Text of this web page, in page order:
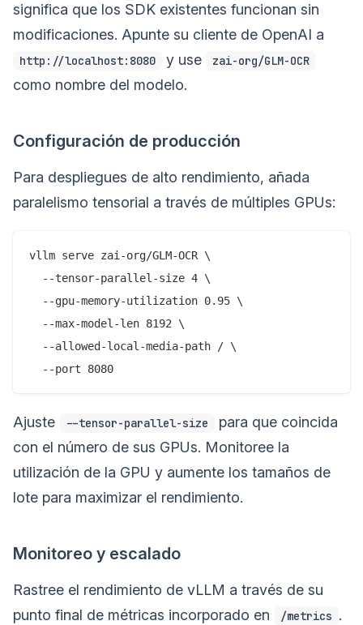
significa que los SDK existentes funcionan sin
modificaciones. Apunte su cliente de OpenAI a
http://localhost:8080 y use zai-org/GLM-OCR
como nombre del modelo.
Configuración de producción
Para despliegues de alto rendimiento, añada
paralelismo tensorial a través de múltiples GPUs:
vllm serve zai-org/GLM-OCR \
  --tensor-parallel-size 4 \
  --gpu-memory-utilization 0.95 \
  --max-model-len 8192 \
  --allowed-local-media-path / \
Ajuste --tensor-parallel-size
para que coincida
con el número de sus GPUs. Monitoree la
utilización de la GPU y aumente los tamaños de
lote para maximizar el rendimiento.
Monitoreo y escalado
Rastree el rendimiento de vLLM a través de su
punto final de métricas incorporado en
/metrics .